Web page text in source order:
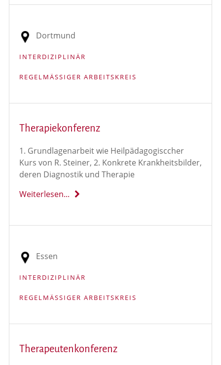
Therapiekonferenz
1. Grundlagenarbeit wie Heilpädagogisccher
Kurs von R. Steiner, 2. Konkrete Krankheitsbilder,
deren Diagnostik und Therapie
Weiterlesen...
Dortmund
INTERDIZIPLINÄR
REGELMÄSSIGER ARBEITSKREIS
Therapeutenkonferenz
Essen
INTERDIZIPLINÄR
REGELMÄSSIGER ARBEITSKREIS